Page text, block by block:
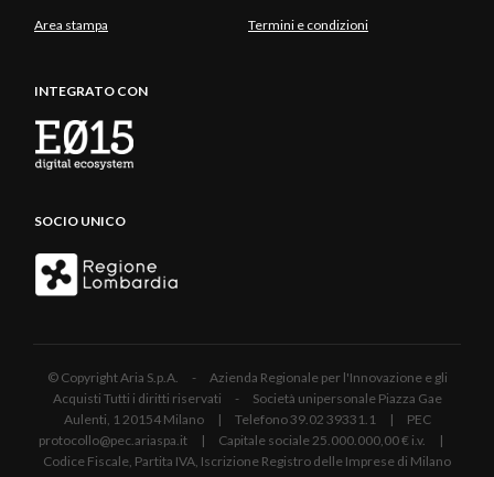
Area stampa Termini e condizioni
INTEGRATO CON
SOCIO UNICO
© Copyright Aria S.p.A. - Azienda Regionale per l'Innovazione e gli
Acquisti Tutti i diritti riservati - Società unipersonale Piazza Gae
Aulenti, 1 20154 Milano | Telefono 39.02 39331.1 | PEC
protocollo@pec.ariaspa.it | Capitale sociale 25.000.000,00 € i.v. |
Codice Fiscale, Partita IVA, Iscrizione Registro delle Imprese di Milano